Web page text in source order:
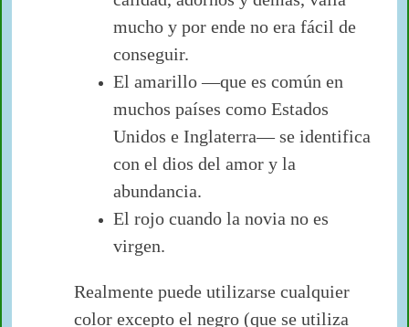
mucho y por ende no era fácil de
conseguir.
El amarillo —que es común en
muchos países como Estados
Unidos e Inglaterra— se identifica
con el dios del amor y la
abundancia.
El rojo cuando la novia no es
virgen.
Realmente puede utilizarse cualquier
color excepto el negro (que se utiliza